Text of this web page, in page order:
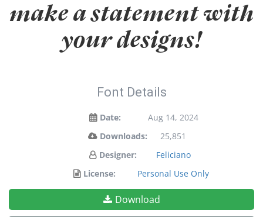
make a statement with
your designs!
Font Details
Date:
Aug 14, 2024
Downloads:
25,851
Designer:
Feliciano
License:
Personal Use Only
Download